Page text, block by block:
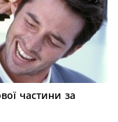
частини за